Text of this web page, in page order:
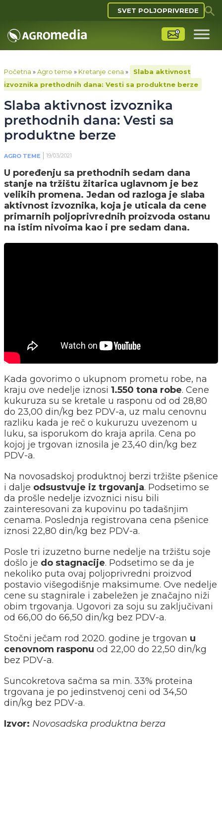
SVET POLJOPRIVREDE
Početna »Agro teme » Kretanje cena »
Slaba aktivnost
izvoznika prethodnih dana: Vesti sa produktne berze
Slaba aktivnost izvoznika
prethodnih dana: Vesti sa
produktne berze
AGRO TEME 19/03/2021
U poređenju sa prethodnih sedam dana
stanje na tržištu žitarica uglavnom je bez
velikih promena. Jedan od razloga je slaba
aktivnost izvoznika, koja je uticala da cene
primarnih poljoprivrednih proizvoda ostanu
na istim nivoima kao i pre sedam dana.
Kada govorimo o ukupnom prometu robe, na
kraju ove nedelje iznosi 1.550 tona robe. Cene
kukuruza su se kretale u rasponu od od 28,80
do 23,00 din/kg bez PDV-a, uz malu cenovnu
razliku kada je reč o kukuruzu uvezenom u
luku, sa isporukom do kraja aprila. Cena po
kojoj je trgovan iznosila je 23,40 din/kg bez
PDV-a.
Na novosadskoj produktnoj berzi tržište pšenice
i dalje odsustvuje iz trgovanja. Podsetimo se
da prošle nedelje izvoznici nisu bili
zainteresovani za kupovinu po tadašnjim
cenama. Poslednja registrovana cena pšenice
iznosi 22,80 din/kg bez PDV-a.
Posle tri izuzetno burne nedelje na tržištu soje
došlo je do stagnacije. Podsetimo se da je
nekoliko puta ovaj poljoprivredni proizvod
postavio višegodišnje maksimume. Ove nedelje
cene su stagnirale i zabeležen je značajno niži
obim trgovanja. Ugovori za soju su zaključivani
od 66,00 do 66,50 din/kg bez PDV-a.
Stočni ječam rod 2020. godine je trgovan u
cenovnom rasponu od 22,00 do 22,50 din/kg
bez PDV-a.
Suncokretova sačma sa min. 33% proteina
trgovana je po jedinstvenoj ceni od 34,50
din/kg bez PDV-a.
Izvor: Novosadska produktna berza